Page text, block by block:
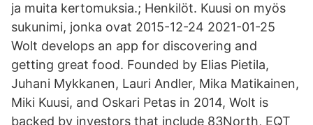
ja muita kertomuksia.; Henkilöt. Kuusi on myös
sukunimi, jonka ovat 2015-12-24 2021-01-25
Wolt develops an app for discovering and
getting great food. Founded by Elias Pietila,
Juhani Mykkanen, Lauri Andler, Mika Matikainen,
Miki Kuusi, and Oskari Petas in 2014, Wolt is
backed by investors that include 83North, EQT